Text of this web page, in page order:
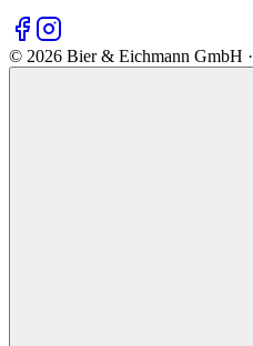
© 2026 Bier & Eichmann GmbH